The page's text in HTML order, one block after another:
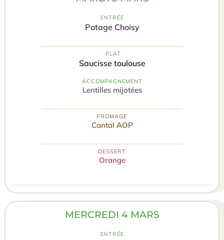
ENTRÉE
Potage Choisy
️ PLAT
Saucisse toulouse
ACCOMPAGNEMENT
Lentilles mijotées
FROMAGE
Cantal AOP
DESSERT
Orange
MERCREDI 4 MARS
ENTRÉE